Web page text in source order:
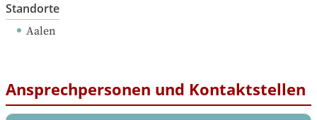
Standorte
Aalen
Ansprechpersonen und Kontaktstellen